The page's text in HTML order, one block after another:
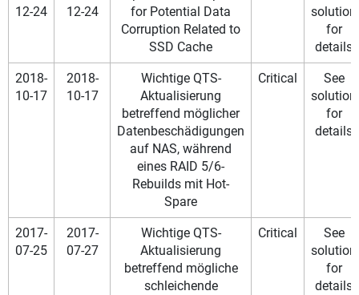
12-24
12-24
for Potential Data
Corruption Related to
SSD Cache
solution
for
details
2018-
10-17
2018-
10-17
Wichtige QTS-
Aktualisierung
betreffend möglicher
Datenbeschädigungen
auf NAS, während
eines RAID 5/6-
Rebuilds mit Hot-
Spare
Critical
See
solution
for
details
2017-
07-25
2017-
07-27
Wichtige QTS-
Aktualisierung
betreffend mögliche
schleichende
Critical
See
solution
for
details